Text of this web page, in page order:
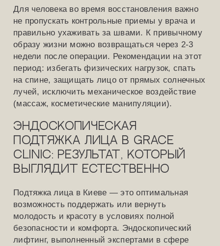
Для человека во время восстановления важно
не пропускать контрольные приемы у врача и
правильно ухаживать за швами. К привычному
образу жизни можно возвращаться через 2-3
недели после операции. Рекомендации на этот
период: избегать физических нагрузок, спать
на спине, защищать лицо от прямых солнечных
лучей, исключить механическое воздействие
(массаж, косметические манипуляции).
Эндоскопическая
подтяжка лица в Grace
Clinic: результат, который
выглядит естественно
Подтяжка лица в Киеве — это оптимальная
возможность поддержать или вернуть
молодость и красоту в условиях полной
безопасности и комфорта. Эндоскопический
лифтинг, выполненный экспертами в сфере